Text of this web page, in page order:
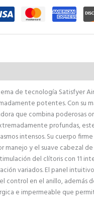
de tecnología Satisfyer
potentes. Con su
que combina poderosas
profundas,
intensos. Su cuerpo
manejo y el suave cabezal
del clítoris con 11
variados. El panel
control en el anillo, además
e impermeable que